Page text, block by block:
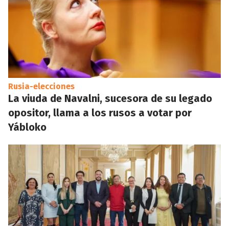
Rusia-elecciones
La viuda de Navalni, sucesora de su legado
opositor, llama a los rusos a votar por
Yábloko